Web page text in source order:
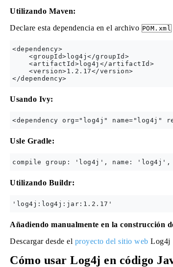
Utilizando Maven:
Declare esta dependencia en el archivo POM.xml
<dependency>
    <groupId>log4j</groupId>
    <artifactId>log4j</artifactId>
    <version>1.2.17</version>
Usando Ivy:
Usle Gradle:
Utilizando Buildr:
Añadiendo manualmente en la construcción
Descargar desde el proyecto del sitio web Log4j
Cómo usar Log4j en código